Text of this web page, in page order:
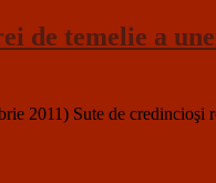
de temelie a
2011) Sute de credincioşi